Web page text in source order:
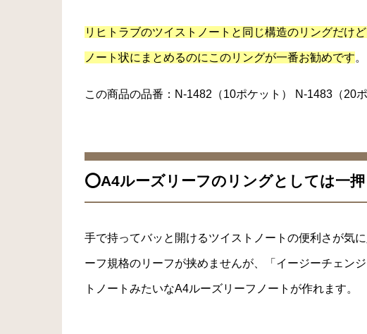
リヒトラブのツイストノートと同じ構造のリングだけ
ノート状にまとめるのにこのリングが一番お勧めです
この商品の品番：N-1482（10ポケット） N-1483（20ポ
⭕️A4ルーズリーフのリングとしては一押
手で持ってバッと開けるツイストノートの便利さが気
ーフ規格のリーフが挟めませんが、「イージーチェン
トノートみたいなA4ルーズリーフノートが作れます。